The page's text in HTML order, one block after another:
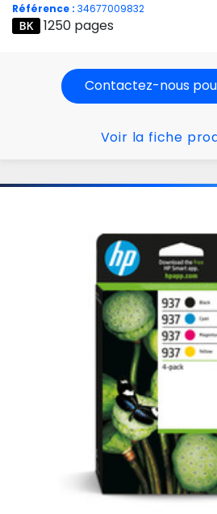
Référence : 34677009832
1250 pages
Contactez-nous
Voir la fiche